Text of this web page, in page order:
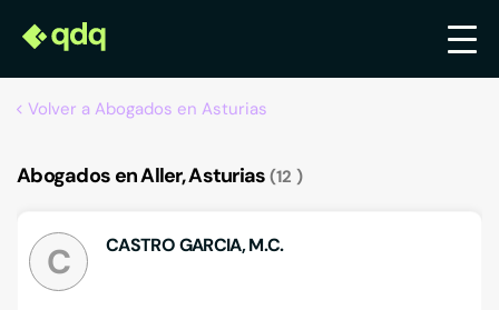
Volver a Abogados en Asturias
Abogados en Aller, Asturias 12
C CASTRO GARCIA, M.C.